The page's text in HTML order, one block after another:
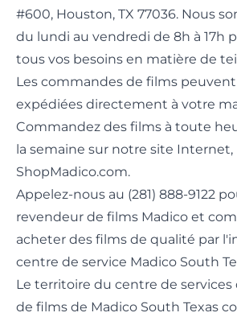
#600, Houston, TX 77036. Nous
du lundi au vendredi de 8h à 17h
tous vos besoins en matière de
Les commandes de films
expédiées directement à votre
Commandez des films à toute
la semaine sur notre site Internet,
ShopMadico.com.
Appelez-nous au (281) 888-9122
revendeur de films Madico et
acheter des films de qualité par
centre de service Madico South
Le territoire du centre de
de films de Madico South Texas